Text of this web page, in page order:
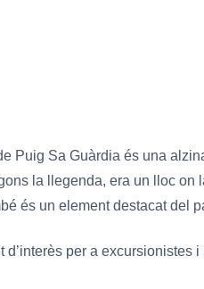
Puig Sa Guàrdia és una
la llegenda, era un lloc on
és un element destacat del
d’interès per a excursionistes